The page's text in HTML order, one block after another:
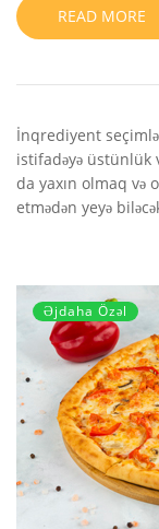
READ MORE
İnqrediyent
istifadəyə üstünlük
da yaxın olmaq və
etmədən yeyə
Əjdaha Özəl